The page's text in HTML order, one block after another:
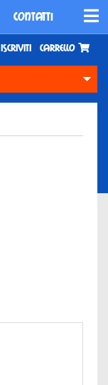
CONTATTI
Iscriviti Carrello